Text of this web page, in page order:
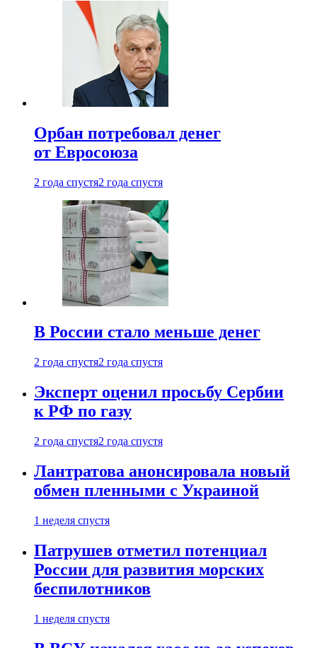
Орбан потребовал денег
от Евросоюза
2 года спустя2 года спустя
В России стало меньше денег
2 года спустя2 года спустя
Эксперт оценил просьбу Сербии
к РФ по газу
2 года спустя2 года спустя
Лантратова анонсировала новый
обмен пленными с Украиной
1 неделя спустя
Патрушев отметил потенциал
России для развития морских
беспилотников
1 неделя спустя